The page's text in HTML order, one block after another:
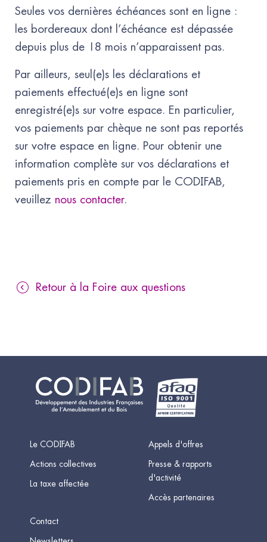
Seules vos dernières échéances sont en ligne :
les bordereaux dont l’échéance est dépassée
depuis plus de 18 mois n’apparaissent pas.
Par ailleurs, seul(e)s les déclarations et
paiements effectué(e)s en ligne sont
enregistré(e)s sur votre espace. En particulier,
vos paiements par chèque ne sont pas reportés
sur votre espace en ligne. Pour obtenir une
information complète sur vos déclarations et
paiements pris en compte par le CODIFAB,
veuillez nous contacter.
Retour à la Foire aux questions
Le CODIFAB
Actions collectives
La taxe affectée
Appels d'offres
Presse & rapports
d'activité
Accès partenaires
Contact